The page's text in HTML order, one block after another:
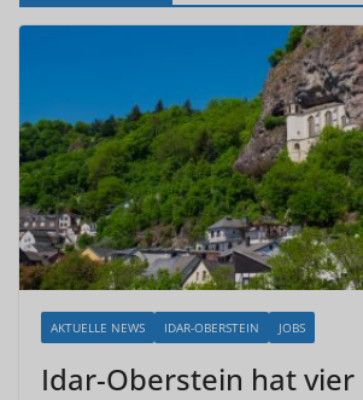
AKTUELLE NEWS IDAR-OBERSTEIN JOBS
Idar-Oberstein hat vier